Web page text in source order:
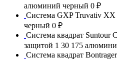
алюминий черный 0 ₽
Система GXP Truvativ XX
черный 0 ₽
Система квадрат Suntour
защитой 1 30 175
Система квадрат